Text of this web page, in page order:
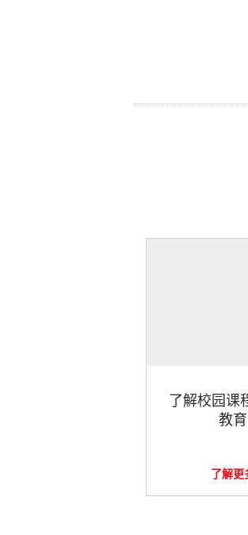
了解校园课
教育
了解更